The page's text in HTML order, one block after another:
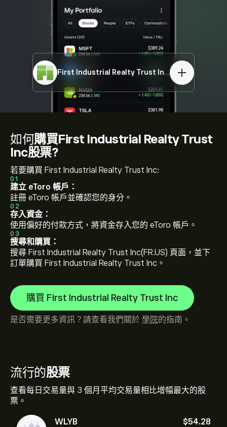
First Industrial Realty Trust Inc FR.US
流行的股票
查看每日交易量與 3 個月平均交易量相比增幅最大的股
票。
WLYB
‎$‎54.28
如何購買First Industrial Realty Trust
Inc股票?
若要購買 First Industrial Realty Trust Inc:
01
建立 eToro 帳戶：
註冊 eToro 帳戶並確認您的身分。
02
存入資金：
使用偏好的付款方式，將資金存入您的 eToro 帳戶。
03
搜尋和購買：
搜尋 First Industrial Realty Trust Inc(FR.US) 頁面，並下
訂單購買 First Industrial Realty Trust Inc。
購買 First Industrial Realty Trust Inc
是否需要更多資訊？請查看我們關於 學院的指南。